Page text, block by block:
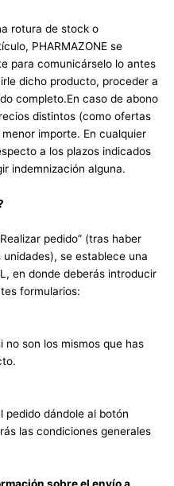
rotura de stock o
PHARMAZONE se
para comunicárselo lo antes
dicho producto, proceder a
completo.En caso de abono
distintos (como ofertas
importe. En cualquier
a los plazos indicados
indemnización alguna.
pedido” (tras haber
se establece una
en donde deberás introducir
formularios:
son los mismos que has
pedido dándole al botón
las condiciones generales